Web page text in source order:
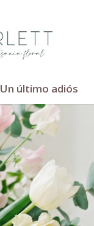
Un último adiós